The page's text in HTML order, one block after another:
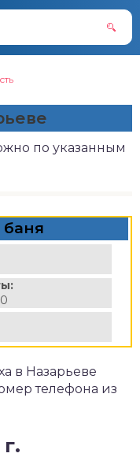
по указанным
баня
в Назарьеве
телефона из